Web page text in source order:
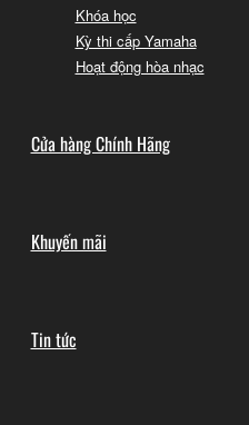
Khóa học
Kỳ thi cấp Yamaha
Hoạt động hòa nhạc
Cửa hàng Chính Hãng
Khuyến mãi
Tin tức